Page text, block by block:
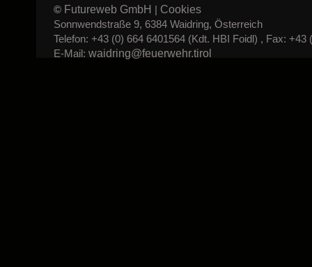
© Futureweb GmbH | Cookies
Sonnwendstraße 9, 6384 Waidring, Österreich
Telefon: +43 (0) 664 6401564 (Kdt. HBI Foidl) , Fax: +43
E-Mail: waidring@feuerwehr.tirol